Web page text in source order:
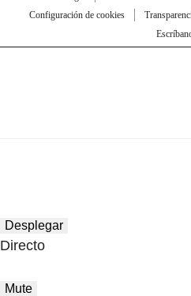
Configuración de cookies
Desplegar
Directo
Mute